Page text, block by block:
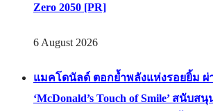
Zero 2050 [PR]
6 August 2026
แมคโดนัลด์ ตอกย้ำพลังแห่งรอยยิ้ม
‘McDonald’s Touch of Smile’ สนับ